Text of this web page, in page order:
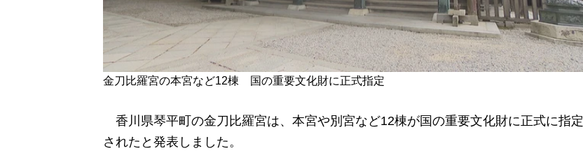
金刀比羅宮の本宮など12棟 国の重要文化財に正式指定
香川県琴平町の金刀比羅宮は、本宮や別宮など12棟が国の重要文化財に正式に指定
されたと発表しました。